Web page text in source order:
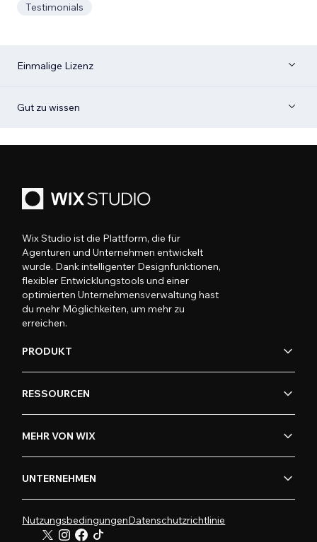
Testimonials
Einmalige Lizenz
Gut zu wissen
Wix Studio ist die Plattform, die für
Agenturen und Unternehmen entwickelt
wurde. Dank intelligenter Designfunktionen,
flexibler Entwicklungstools und einer
optimierten Unternehmensverwaltung hast
du mehr Möglichkeiten, um mehr zu
erreichen.
PRODUKT
RESSOURCEN
MEHR VON WIX
UNTERNEHMEN
NutzungsbedingungenDatenschutzrichtlinie